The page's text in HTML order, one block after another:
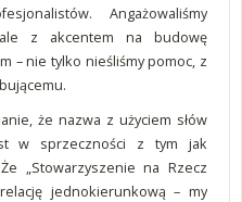
Angażowaliśmy
z akcentem na budowę
– nie tylko nieśliśmy pomoc, z
że nazwa z użyciem słów
w sprzeczności z tym jak
„Stowarzyszenie na Rzecz
jednokierunkową – my